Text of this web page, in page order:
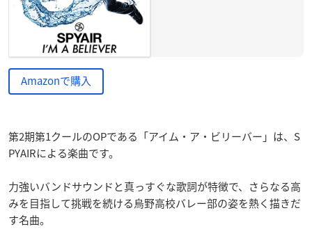
Amazonで購入
第2期第1クールのOPである「アイム・ア・ビリーバー」は、S
PYAIRによる楽曲です。
力強いバンドサウンドと真っすぐな歌詞が特徴で、さらなる高
みを目指して挑戦を続ける烏野高校バレー部の姿を熱く描きだ
す名曲。